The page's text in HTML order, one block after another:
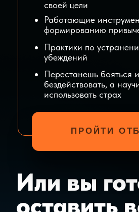
Обретешь единомышленников,
которые каждый день будут
помогать в пути
Получишь заметные результаты
уже в первые недели участия в
новый уровень в
деньгах, окружении
и качестве жизни?